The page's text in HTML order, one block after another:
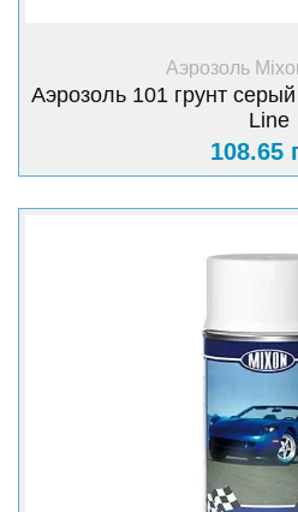
+
Аэрозоль
Аэрозоль 101 грунт
Line
108.65